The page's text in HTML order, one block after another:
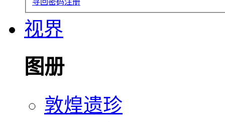
视界
图册
敦煌遗珍